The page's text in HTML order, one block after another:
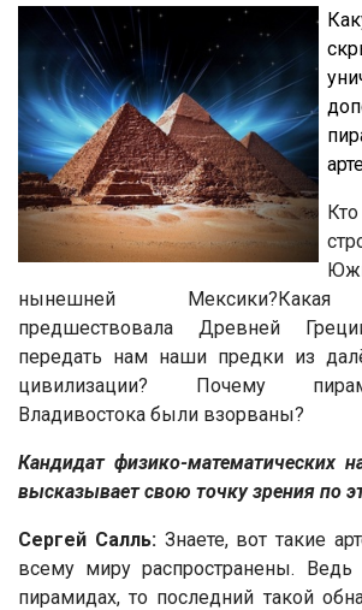
нынешней Мексики?Какая
предшествовала Древней
передать нам наши предки из
цивилизации? Почему
Владивостока были взорваны?
Кандидат физико-математических
высказывает свою точку зрения по
Сергей Салль: Знаете, вот такие
всему миру распространены. Ведь
пирамидах, то последний такой